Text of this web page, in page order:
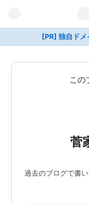
[PR] 独自ドメ
この
菅
過去のブログで書